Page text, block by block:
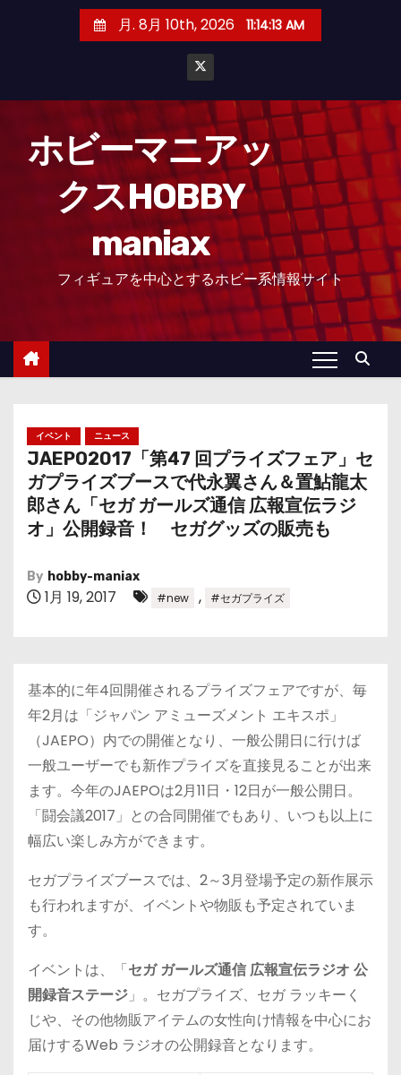
月. 8月 10th, 2026 11:14:14 AM
ホビーマニアッ
クスHOBBY
maniax
フィギュアを中心とするホビー系情報サイト
イベント ニュース
JAEPO2017「第47 回プライズフェア」セ
ガプライズブースで代永翼さん＆置鮎龍太
郎さん「セガ ガールズ通信 広報宣伝ラジ
オ」公開録音！ セガグッズの販売も
By hobby-maniax
1月 19, 2017 #new , #セガプライズ
基本的に年4回開催されるプライズフェアですが、毎
年2月は「ジャパン アミューズメント エキスポ」
（JAEPO）内での開催となり、一般公開日に行けば
一般ユーザーでも新作プライズを直接見ることが出来
ます。今年のJAEPOは2月11日・12日が一般公開日。
「闘会議2017」との合同開催でもあり、いつも以上に
幅広い楽しみ方ができます。
セガプライズブースでは、2～3月登場予定の新作展示
も行われますが、イベントや物販も予定されていま
す。
イベントは、「セガ ガールズ通信 広報宣伝ラジオ 公
開録音ステージ 」。セガプライズ、セガ ラッキーく
じや、その他物販アイテムの⼥性向け情報を中⼼にお
届けするWeb ラジオの公開録音となります。